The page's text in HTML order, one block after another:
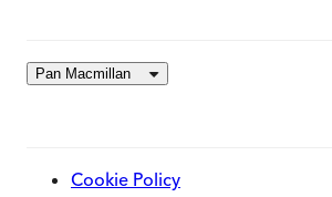
Pan Macmillan
Cookie Policy